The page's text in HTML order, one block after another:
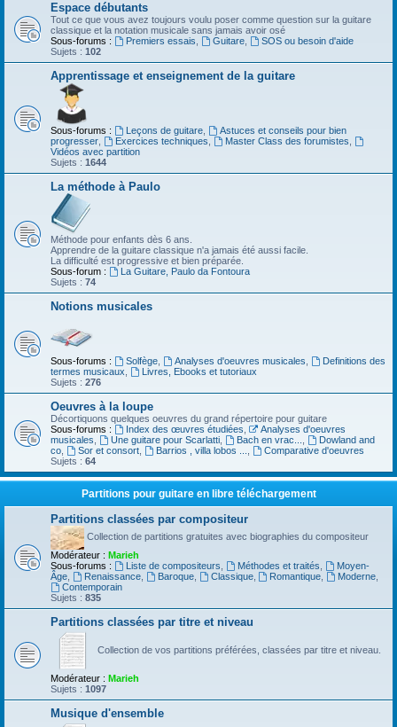
Espace débutants
Tout ce que vous avez toujours voulu poser comme question sur la guitare
classique et la notation musicale sans jamais avoir osé
Sous-forums :
Premiers essais Guitare,
SOS ou besoin d'aide
Sujets : 102
Apprentissage et enseignement de la guitare
Sous-forums : Leçons de guitare,
Astuces et conseils pour bien
progresser
Exercices techniques Master Class des forumistes
Vidéos avec partition
Sujets : 1644
La méthode à Paulo
Méthode pour enfants dès 6 ans.
Apprendre de la guitare classique n'a jamais été aussi facile.
La difficulté est progressive et bien préparée.
Sous-forum :
La Guitare, Paulo da Fontoura
Sujets : 74
Notions musicales
Sous-forums : Solfège, Analyses d'oeuvres musicales
Definitions des
termes musicaux
Livres, Ebooks et tutoriaux
Sujets : 276
Oeuvres à la loupe
Décortiquons quelques oeuvres du grand répertoire pour guitare
Sous-forums :
Index des œuvres étudiées
Analyses d'oeuvres
musicales
Une guitare pour Scarlatti, Bach en vrac...
Dowland and
co
Sor et consort, Barrios , villa lobos ...
Comparative d'oeuvres
Sujets : 64
Partitions pour guitare en libre téléchargement
Partitions classées par compositeur
Collection de partitions gratuites avec biographies du compositeur
Modérateur : Marieh
Sous-forums :
Liste de compositeurs Méthodes et traités
Moyen-
Âge
Renaissance, Baroque, Classique, Romantique Moderne
Contemporain
Sujets : 835
Partitions classées par titre et niveau
Collection de vos partitions préférées, classées par titre et niveau.
Modérateur : Marieh
Sujets : 1097
Musique d'ensemble